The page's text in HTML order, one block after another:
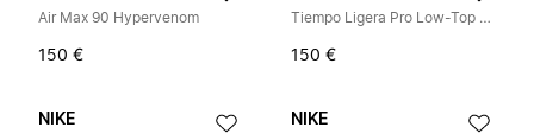
Air Max 90 Hypervenom
150 €
Tiempo Ligera Pro Low-Top Voetbalschoenen
150 €
NIKE NIKE